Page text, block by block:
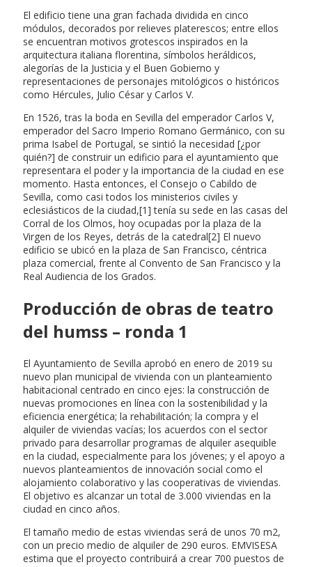
El edificio tiene una gran fachada dividida en cinco
módulos, decorados por relieves platerescos; entre ellos
se encuentran motivos grotescos inspirados en la
arquitectura italiana florentina, símbolos heráldicos,
alegorías de la Justicia y el Buen Gobierno y
representaciones de personajes mitológicos o históricos
como Hércules, Julio César y Carlos V.
En 1526, tras la boda en Sevilla del emperador Carlos V,
emperador del Sacro Imperio Romano Germánico, con su
prima Isabel de Portugal, se sintió la necesidad [¿por
quién?] de construir un edificio para el ayuntamiento que
representara el poder y la importancia de la ciudad en ese
momento. Hasta entonces, el Consejo o Cabildo de
Sevilla, como casi todos los ministerios civiles y
eclesiásticos de la ciudad,[1] tenía su sede en las casas del
Corral de los Olmos, hoy ocupadas por la plaza de la
Virgen de los Reyes, detrás de la catedral[2] El nuevo
edificio se ubicó en la plaza de San Francisco, céntrica
plaza comercial, frente al Convento de San Francisco y la
Real Audiencia de los Grados.
Producción de obras de teatro
del humss – ronda 1
El Ayuntamiento de Sevilla aprobó en enero de 2019 su
nuevo plan municipal de vivienda con un planteamiento
habitacional centrado en cinco ejes: la construcción de
nuevas promociones en línea con la sostenibilidad y la
eficiencia energética; la rehabilitación; la compra y el
alquiler de viviendas vacías; los acuerdos con el sector
privado para desarrollar programas de alquiler asequible
en la ciudad, especialmente para los jóvenes; y el apoyo a
nuevos planteamientos de innovación social como el
alojamiento colaborativo y las cooperativas de viviendas.
El objetivo es alcanzar un total de 3.000 viviendas en la
ciudad en cinco años.
El tamaño medio de estas viviendas será de unos 70 m2,
con un precio medio de alquiler de 290 euros. EMVISESA
estima que el proyecto contribuirá a crear 700 puestos de